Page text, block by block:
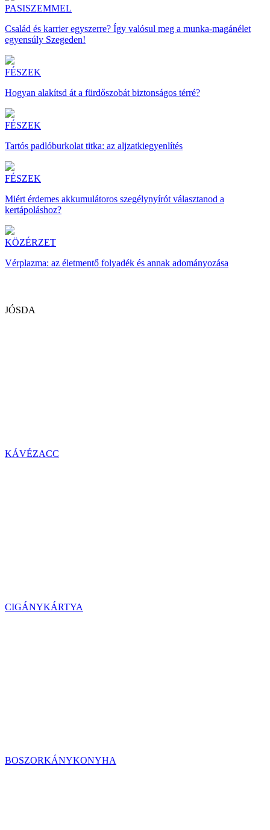
PASISZEMMEL
Család és karrier egyszerre? Így valósul meg a munka-magánélet
egyensúly Szegeden!
FÉSZEK
Hogyan alakítsd át a fürdőszobát biztonságos térré?
FÉSZEK
Tartós padlóburkolat titka: az aljzatkiegyenlítés
FÉSZEK
Miért érdemes akkumulátoros szegélynyírót választanod a
kertápoláshoz?
KÖZÉRZET
Vérplazma: az életmentő folyadék és annak adományozása
JÓSDA
KÁVÉZACC
CIGÁNYKÁRTYA
BOSZORKÁNYKONYHA